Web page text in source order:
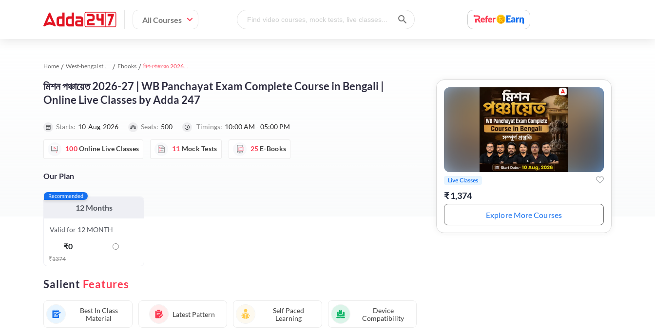
All Courses
Home West-bengal study material Ebooks মিশন পঞ্চায়েত 2026-27 | WB Panchayat Exam Complete Course in Bengali | Online Live Classes by Adda 247
মিশন পঞ্চায়েত 2026-27 | WB Panchayat Exam Complete Course in Bengali |
Online Live Classes by Adda 247
Starts: 10-Aug-2026 Seats: 500 Timings: 10:00 AM - 05:00 PM
100Online Live Classes 11 Mock Tests 25 E-Books
Our Plan
Recommended
12 Months
Valid for 12 MONTH
₹0
₹1374
Salient Features
Best In Class
Material
Latest Pattern
Self Paced
Learning
Device
Compatibility
Live Classes
₹1,374
Explore More Courses